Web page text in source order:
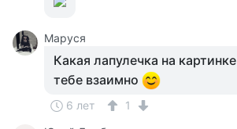
Маруся
Какая лапулечка на картинке
тебе взаимно
6 лет 1